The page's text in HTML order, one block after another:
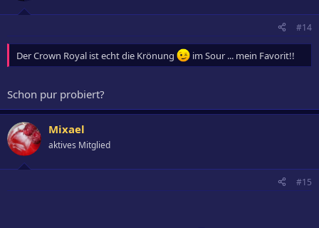
#14
Der Crown Royal ist echt die Krönung im Sour ... mein Favorit!!
Schon pur probiert?
Mixael
aktives Mitglied
#15